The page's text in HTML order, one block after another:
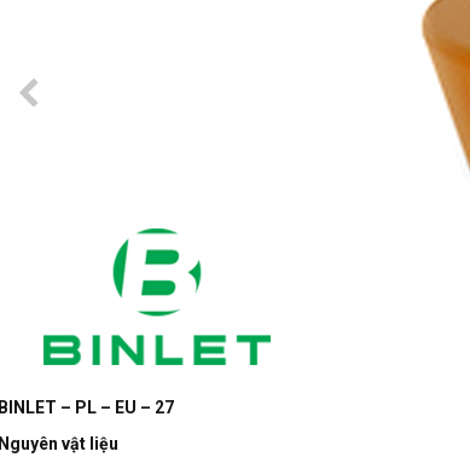
BINLET – PL – EU – 27
Nguyên vật liệu